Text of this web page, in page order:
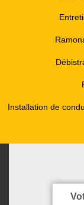
Installation de